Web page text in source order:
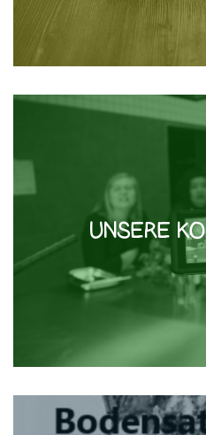
UNSERE